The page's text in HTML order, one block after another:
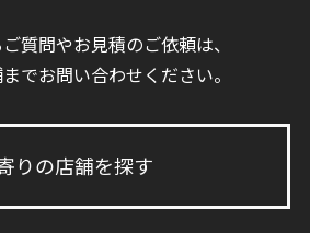
質問やお見積のご依頼は、
でお問い合わせください。
りの店舗を探す